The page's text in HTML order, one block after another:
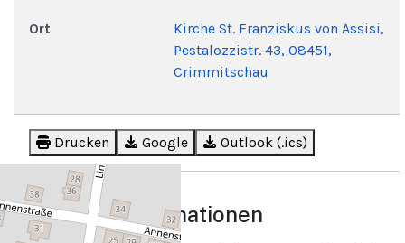
Ort
Kirche St. Franziskus von Assisi,
Pestalozzistr. 43, 08451,
Crimmitschau
Drucken Google Outlook (.ics)
Beschreibung
Standortinformationen